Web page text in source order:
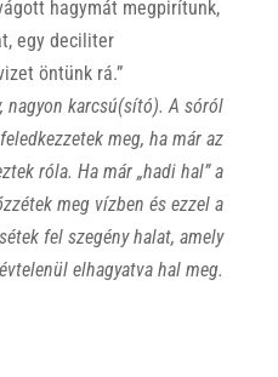
hagymát megpirítunk,
egy deciliter
öntünk rá.”
nagyon karcsú(sító). A sóról
meg, ha már az
róla. Ha már „hadi hal” a
meg vízben és ezzel a
fel szegény halat, amely
elhagyatva hal meg.